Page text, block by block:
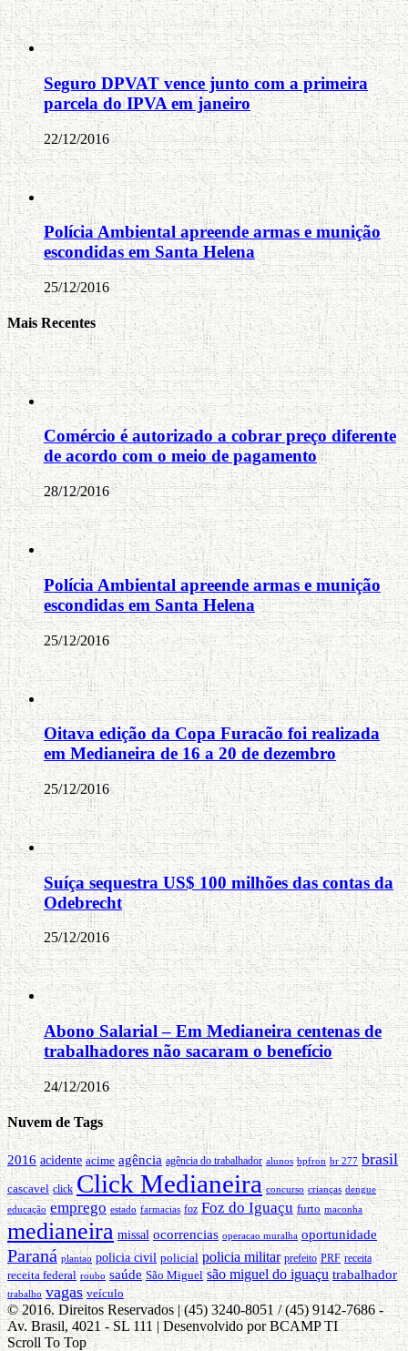
Seguro DPVAT vence junto com a primeira
parcela do IPVA em janeiro
22/12/2016
Polícia Ambiental apreende armas e munição
escondidas em Santa Helena
25/12/2016
Mais Recentes
Comércio é autorizado a cobrar preço diferente
de acordo com o meio de pagamento
28/12/2016
Polícia Ambiental apreende armas e munição
escondidas em Santa Helena
25/12/2016
Oitava edição da Copa Furacão foi realizada
em Medianeira de 16 a 20 de dezembro
25/12/2016
Suíça sequestra US$ 100 milhões das contas da
Odebrecht
25/12/2016
Abono Salarial – Em Medianeira centenas de
trabalhadores não sacaram o benefício
24/12/2016
Nuvem de Tags
2016 acidente acime agência agência do trabalhador alunos bpfron br 277 brasil
cascavel click Click Medianeira concurso crianças dengue
educação emprego estado farmacias foz Foz do Iguaçu furto maconha
medianeira missal ocorrencias operacao muralha oportunidade
Paraná plantao policia civil policial policia militar prefeito PRF receita
receita federal roubo saúde São Miguel são miguel do iguaçu trabalhador
trabalho vagas veículo
© 2016. Direitos Reservados | (45) 3240-8051 / (45) 9142-7686 -
Av. Brasil, 4021 - SL 111 | Desenvolvido por BCAMP TI
Scroll To Top